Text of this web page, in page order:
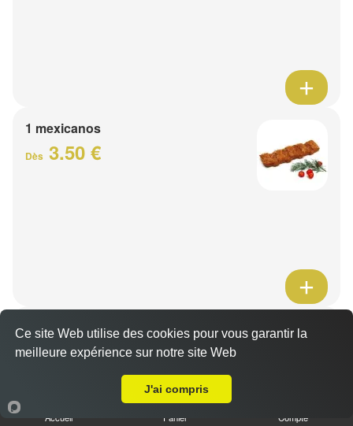
1 mexicanos
Dès 3.50 €
Barquette de viande
Dès7.50 €
1 viande au choix
Accueil Panier Compte
Ce site Web utilise des cookies pour vous garantir la
meilleure expérience sur notre site Web
J'ai compris